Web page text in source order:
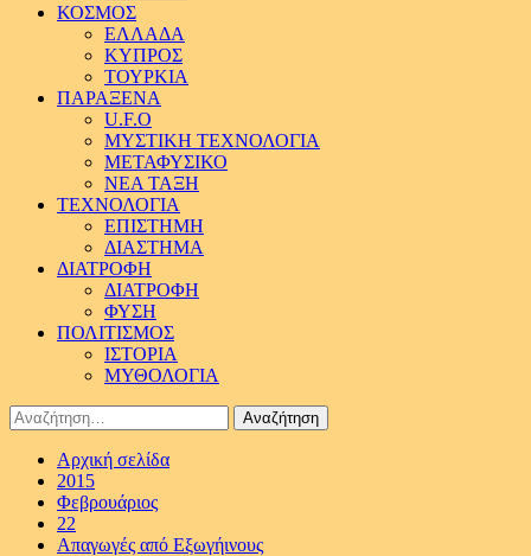
ΚΟΣΜΟΣ
ΕΛΛΑΔΑ
ΚΥΠΡΟΣ
ΤΟΥΡΚΙΑ
ΠΑΡΑΞΕΝΑ
U.F.O
ΜΥΣΤΙΚΗ ΤΕΧΝΟΛΟΓΙΑ
ΜΕΤΑΦΥΣΙΚΟ
ΝΕΑ ΤΑΞΗ
ΤΕΧΝΟΛΟΓΙΑ
ΕΠΙΣΤΗΜΗ
ΔΙΑΣΤΗΜΑ
ΔΙΑΤΡΟΦΗ
ΔΙΑΤΡΟΦΗ
ΦΥΣΗ
ΠΟΛΙΤΙΣΜΟΣ
ΙΣΤΟΡΙΑ
ΜΥΘΟΛΟΓΙΑ
Αναζήτηση
για:
Αρχική σελίδα
2015
Φεβρουάριος
22
Απαγωγές από Εξωγήινους